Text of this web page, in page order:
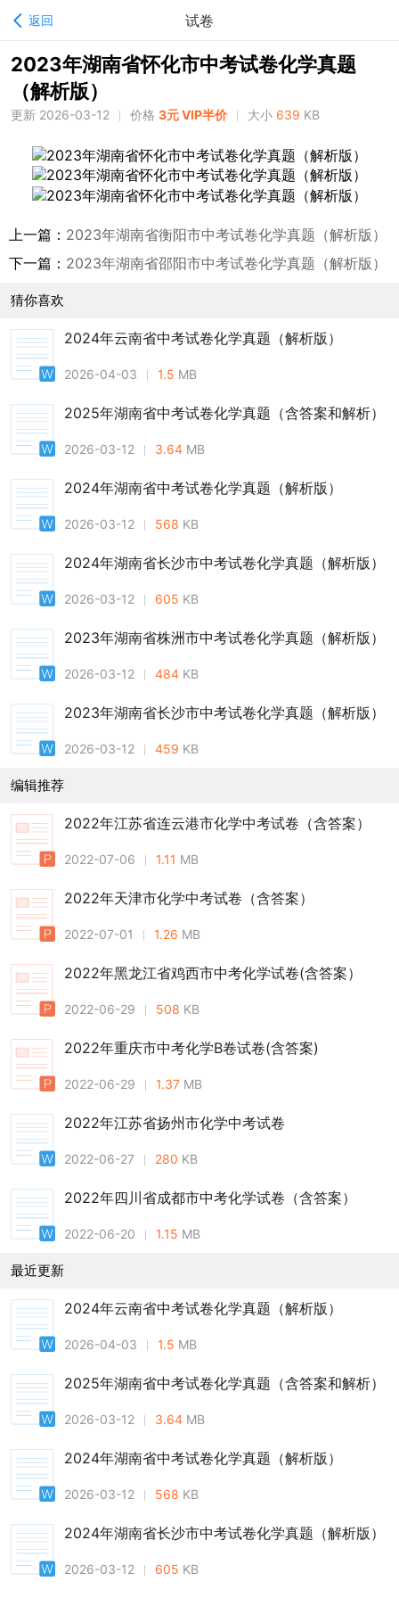
返回 试卷
2023年湖南省怀化市中考试卷化学真题
（解析版）
更新 2026-03-12 价格 3元 VIP半价 大小 639 KB
上一篇： 2023年湖南省衡阳市中考试卷化学真题（解析版）
下一篇： 2023年湖南省邵阳市中考试卷化学真题（解析版）
猜你喜欢
2024年云南省中考试卷化学真题（解析版）
2026-04-03 1.5 MB
2025年湖南省中考试卷化学真题（含答案和解析）
2026-03-12 3.64 MB
2024年湖南省中考试卷化学真题（解析版）
2026-03-12 568 KB
2024年湖南省长沙市中考试卷化学真题（解析版）
2026-03-12 605 KB
2023年湖南省株洲市中考试卷化学真题（解析版）
2026-03-12 484 KB
2023年湖南省长沙市中考试卷化学真题（解析版）
2026-03-12 459 KB
编辑推荐
2022年江苏省连云港市化学中考试卷（含答案）
2022-07-06 1.11 MB
2022年天津市化学中考试卷（含答案）
2022-07-01 1.26 MB
2022年黑龙江省鸡西市中考化学试卷(含答案）
2022-06-29 508 KB
2022年重庆市中考化学B卷试卷(含答案)
2022-06-29 1.37 MB
2022年江苏省扬州市化学中考试卷
2022-06-27 280 KB
2022年四川省成都市中考化学试卷（含答案）
2022-06-20 1.15 MB
最近更新
2024年云南省中考试卷化学真题（解析版）
2026-04-03 1.5 MB
2025年湖南省中考试卷化学真题（含答案和解析）
2026-03-12 3.64 MB
2024年湖南省中考试卷化学真题（解析版）
2026-03-12 568 KB
2024年湖南省长沙市中考试卷化学真题（解析版）
2026-03-12 605 KB